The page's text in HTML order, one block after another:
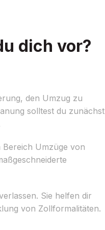
dich vor?
den Umzug zu
solltest du zunächst
Umzüge von
Sie helfen dir
von Zollformalitäten.